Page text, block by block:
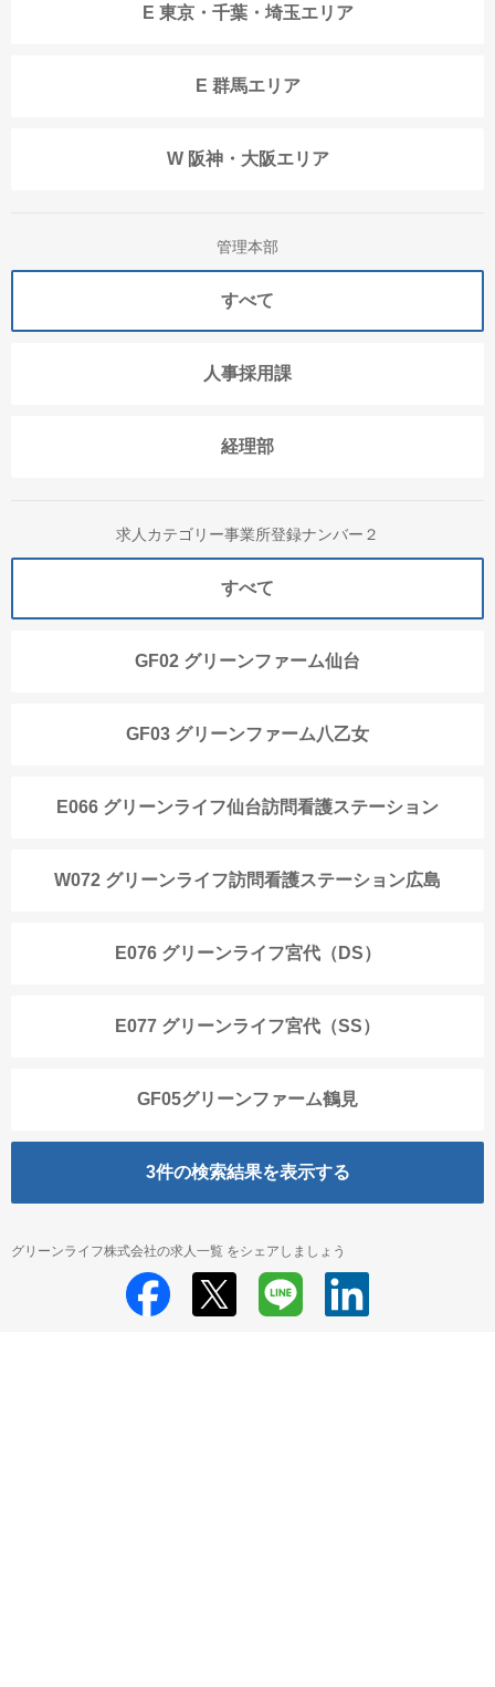
E 東京・千葉・埼玉エリア
E 群馬エリア
W 阪神・大阪エリア
管理本部
すべて
人事採用課
経理部
求人カテゴリー事業所登録ナンバー２
すべて
GF02 グリーンファーム仙台
GF03 グリーンファーム八乙女
E066 グリーンライフ仙台訪問看護ステーション
W072 グリーンライフ訪問看護ステーション広島
E076 グリーンライフ宮代（DS）
E077 グリーンライフ宮代（SS）
GF05グリーンファーム鶴見
3件の検索結果を表示する
グリーンライフ株式会社の求人一覧 をシェアしましょう